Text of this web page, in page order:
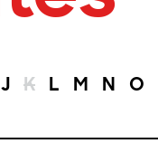
J K L M N O